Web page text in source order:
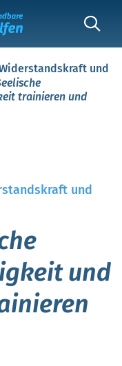
und
trainieren und
und
und